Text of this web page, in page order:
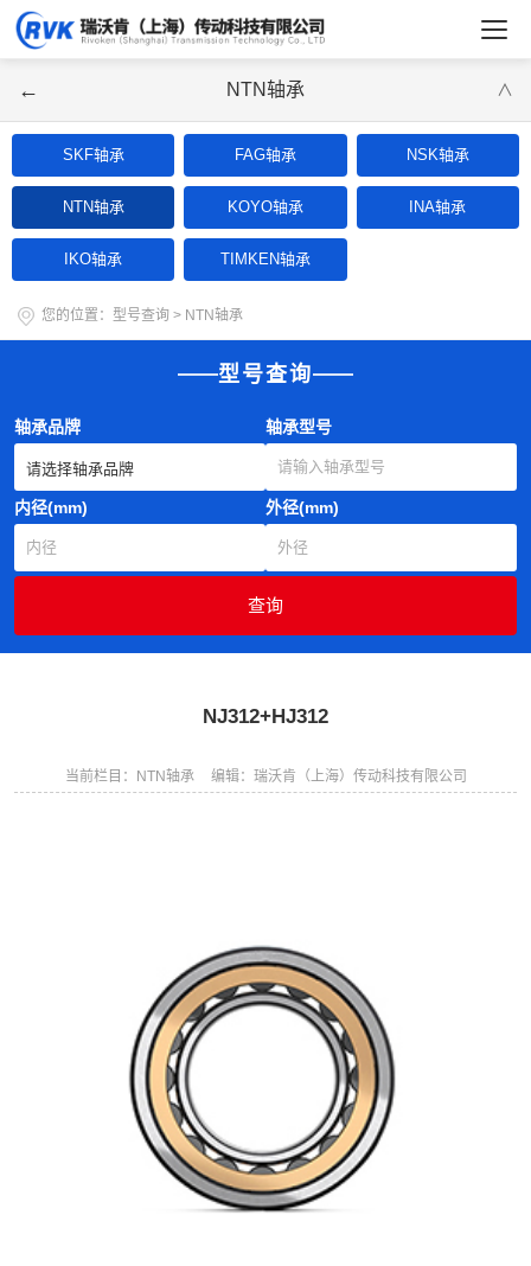
← NTN轴承 ∨
SKF轴承 FAG轴承 NSK轴承
NTN轴承 KOYO轴承 INA轴承
IKO轴承 TIMKEN轴承
您的位置： 型号查询 > NTN轴承
型号查询
轴承品牌 轴承型号
内径(mm) 外径(mm)
NJ312+HJ312
当前栏目：NTN轴承 编辑：瑞沃肯（上海）传动科技有限公司